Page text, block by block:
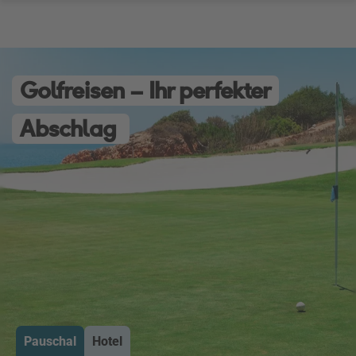
Golfreisen – Ihr perfekter
Abschlag
Pauschal Hotel